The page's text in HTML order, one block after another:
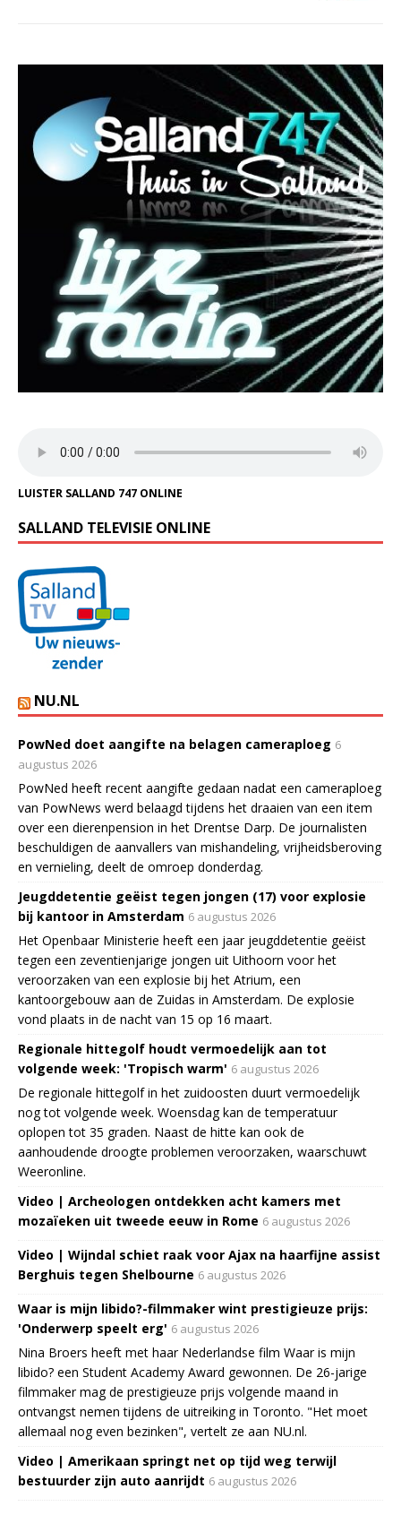
LUISTER SALLAND 747 ONLINE
SALLAND TELEVISIE ONLINE
NU.NL
PowNed doet aangifte na belagen cameraploeg 6
augustus 2026
PowNed heeft recent aangifte gedaan nadat een cameraploeg
van PowNews werd belaagd tijdens het draaien van een item
over een dierenpension in het Drentse Darp. De journalisten
beschuldigen de aanvallers van mishandeling, vrijheidsberoving
en vernieling, deelt de omroep donderdag.
Jeugddetentie geëist tegen jongen (17) voor explosie
bij kantoor in Amsterdam 6 augustus 2026
Het Openbaar Ministerie heeft een jaar jeugddetentie geëist
tegen een zeventienjarige jongen uit Uithoorn voor het
veroorzaken van een explosie bij het Atrium, een
kantoorgebouw aan de Zuidas in Amsterdam. De explosie
vond plaats in de nacht van 15 op 16 maart.
Regionale hittegolf houdt vermoedelijk aan tot
volgende week: 'Tropisch warm' 6 augustus 2026
De regionale hittegolf in het zuidoosten duurt vermoedelijk
nog tot volgende week. Woensdag kan de temperatuur
oplopen tot 35 graden. Naast de hitte kan ook de
aanhoudende droogte problemen veroorzaken, waarschuwt
Weeronline.
Video | Archeologen ontdekken acht kamers met
mozaïeken uit tweede eeuw in Rome 6 augustus 2026
Video | Wijndal schiet raak voor Ajax na haarfijne assist
Berghuis tegen Shelbourne 6 augustus 2026
Waar is mijn libido?-filmmaker wint prestigieuze prijs:
'Onderwerp speelt erg' 6 augustus 2026
Nina Broers heeft met haar Nederlandse film Waar is mijn
libido? een Student Academy Award gewonnen. De 26-jarige
filmmaker mag de prestigieuze prijs volgende maand in
ontvangst nemen tijdens de uitreiking in Toronto. "Het moet
allemaal nog even bezinken", vertelt ze aan NU.nl.
Video | Amerikaan springt net op tijd weg terwijl
bestuurder zijn auto aanrijdt 6 augustus 2026